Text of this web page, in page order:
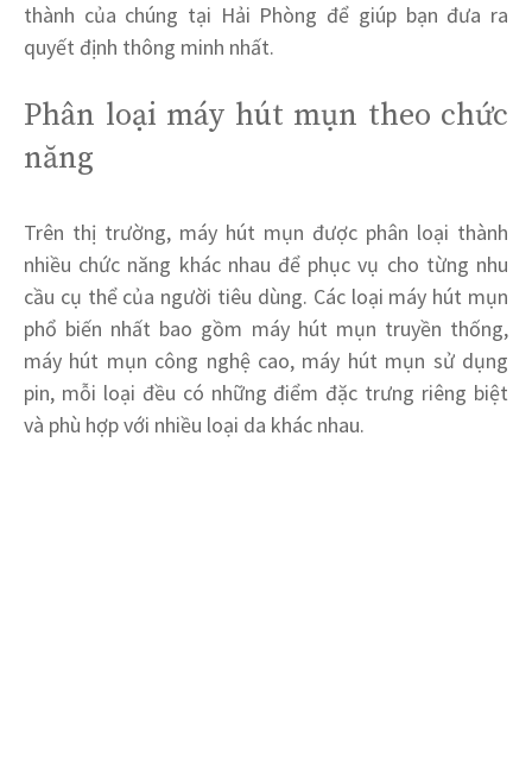
thành của chúng tại Hải Phòng để giúp bạn đưa ra
quyết định thông minh nhất.
Phân loại máy hút mụn theo chức
năng
Trên thị trường, máy hút mụn được phân loại thành
nhiều chức năng khác nhau để phục vụ cho từng nhu
cầu cụ thể của người tiêu dùng. Các loại máy hút mụn
phổ biến nhất bao gồm máy hút mụn truyền thống,
máy hút mụn công nghệ cao, máy hút mụn sử dụng
pin, mỗi loại đều có những điểm đặc trưng riêng biệt
và phù hợp với nhiều loại da khác nhau.